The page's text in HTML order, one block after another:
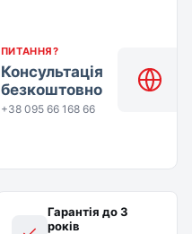
ПИТАННЯ?
Консультація
безкоштовно
+38 095 66 168 66
Гарантія до 3
років